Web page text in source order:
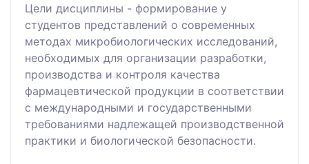
Цели дисциплины - формирование у
студентов представлений о современных
методах микробиологических исследований,
необходимых для организации разработки,
производства и контроля качества
фармацевтической продукции в соответствии
с международными и государственными
требованиями надлежащей производственной
практики и биологической безопасности.